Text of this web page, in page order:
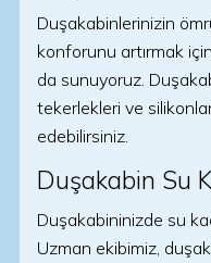
Duşakabinlerinizin
konforunu artırmak
da sunuyoruz.
tekerlekleri ve
edebilirsiniz.
Duşakabin Su
Duşakabininizde su
Uzman ekibimiz,